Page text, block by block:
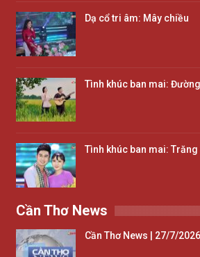
Dạ cổ tri âm: Mây chiều
Tình khúc ban mai:
Tình khúc ban mai:
Cần Thơ News
Cần Thơ News | 27/7/2026